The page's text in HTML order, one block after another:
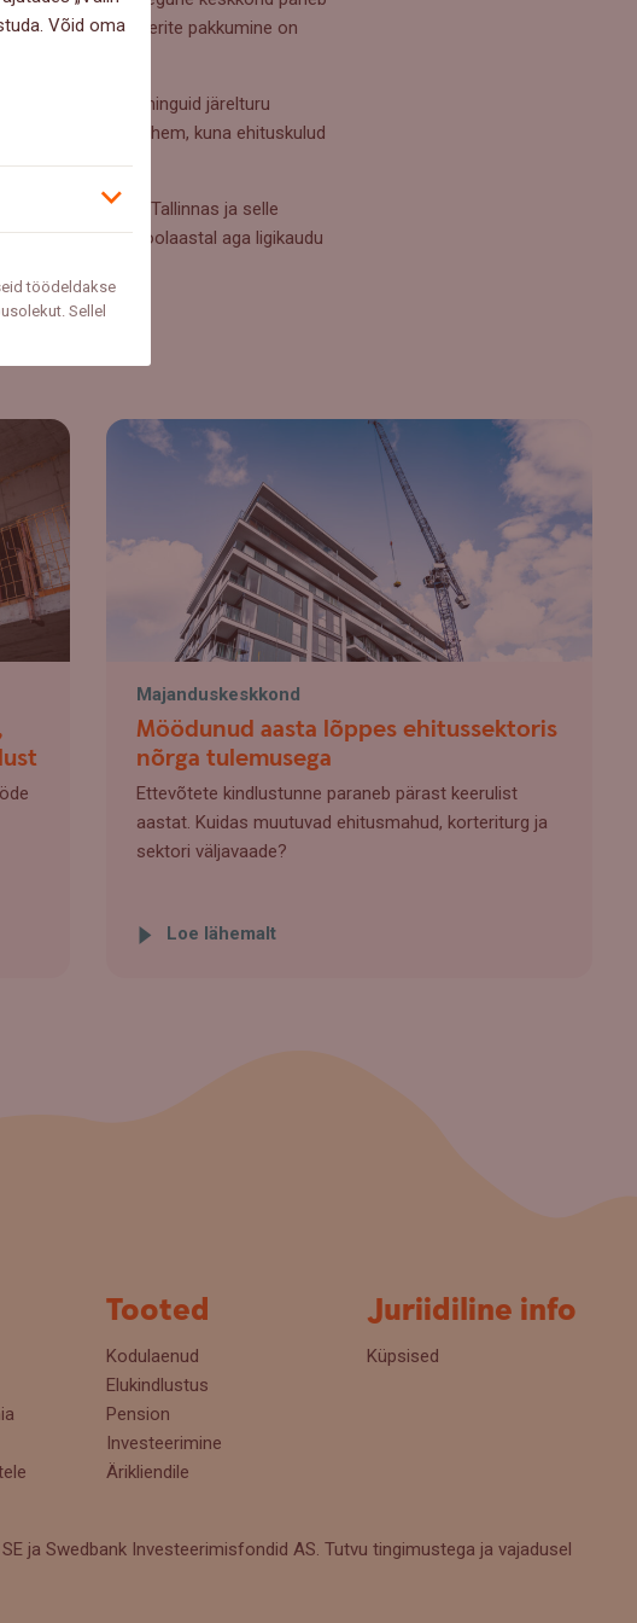
Võid oma
töödeldakse
Sellel
samas kui korterite pakkumine on
40% vähem tehinguid järelturu
ruumi vähem, kuna ehituskulud
müük. Tallinnas ja selle
1700, teisel poolaastal aga ligikaudu
Majanduskeskkond
Möödunud aasta lõppes ehitussektoris
nõrga tulemusega
Ettevõtete kindlustunne paraneb pärast keerulist
aastat. Kuidas muutuvad ehitusmahud, korteriturg ja
sektori väljavaade?
Loe lähemalt
Tooted
Kodulaenud
Elukindlustus
Pension
Investeerimine
Ärikliendile
Juriidiline info
Küpsised
ja Swedbank Investeerimisfondid AS. Tutvu tingimustega ja vajadusel